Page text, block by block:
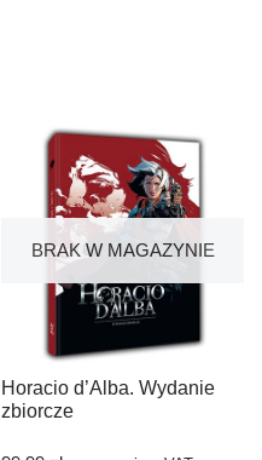
BRAK W MAGAZYNIE
Horacio d’Alba. Wydanie
zbiorcze